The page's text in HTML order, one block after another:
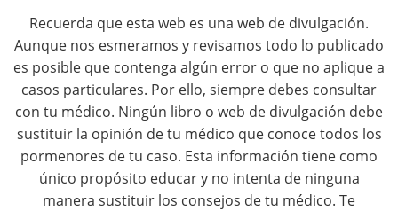
a
Recuerda que esta web es una web de divulgación.
Aunque nos esmeramos y revisamos todo lo publicado
es posible que contenga algún error o que no aplique a
casos particulares. Por ello, siempre debes consultar
con tu médico. Ningún libro o web de divulgación debe
sustituir la opinión de tu médico que conoce todos los
pormenores de tu caso. Esta información tiene como
único propósito educar y no intenta de ninguna
manera sustituir los consejos de tu médico. Te